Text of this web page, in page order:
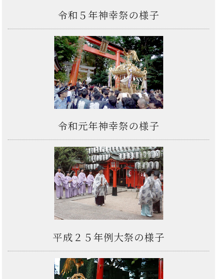
令和５年神幸祭の様子
令和元年神幸祭の様子
平成２５年例大祭の様子